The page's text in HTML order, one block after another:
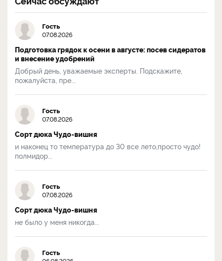
Гость
07.08.2026
Подготовка грядок к осени в августе: посев сидератов
и внесение удобрений
Добрый день, уважаемые эксперты. Подскажите,
пожалуйста, пре...
Гость
07.08.2026
Сорт дюка Чудо-вишня
и наконец то температура до 30 все лето,просто чудо!
полмидор...
Гость
07.08.2026
Сорт дюка Чудо-вишня
не было у меня никогда...
Гость